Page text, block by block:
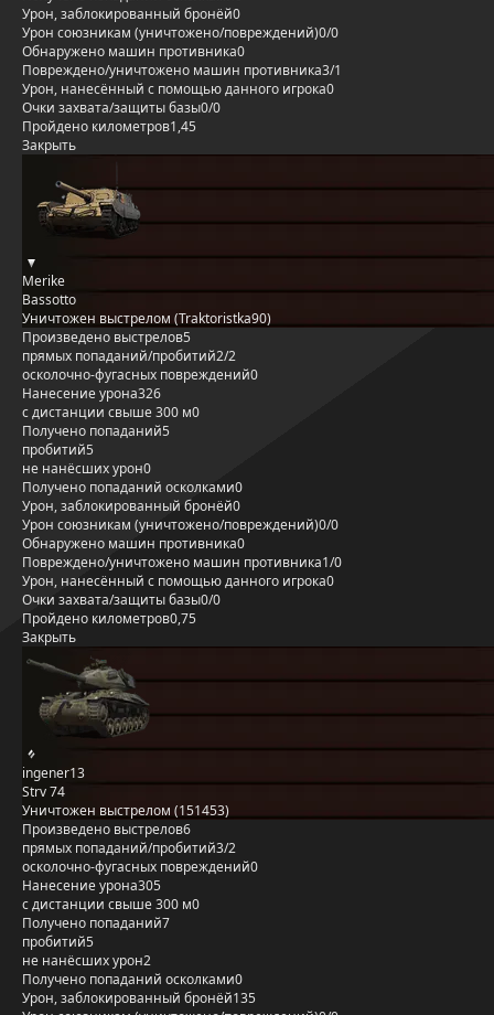
Урон, заблокированный бронёй0
Урон союзникам (уничтожено/повреждений)0/0
Обнаружено машин противника0
Повреждено/уничтожено машин противника3/1
Урон, нанесённый с помощью данного игрока0
Очки захвата/защиты базы0/0
Пройдено километров1,45
Закрыть
Merike
Bassotto
Уничтожен выстрелом (Traktoristka90)
Произведено выстрелов5
прямых попаданий/пробитий2/2
осколочно-фугасных повреждений0
Нанесение урона326
с дистанции свыше 300 м0
Получено попаданий5
пробитий5
не нанёсших урон0
Получено попаданий осколками0
Урон, заблокированный бронёй0
Урон союзникам (уничтожено/повреждений)0/0
Обнаружено машин противника0
Повреждено/уничтожено машин противника1/0
Урон, нанесённый с помощью данного игрока0
Очки захвата/защиты базы0/0
Пройдено километров0,75
Закрыть
ingener13
Strv 74
Уничтожен выстрелом (151453)
Произведено выстрелов6
прямых попаданий/пробитий3/2
осколочно-фугасных повреждений0
Нанесение урона305
с дистанции свыше 300 м0
Получено попаданий7
пробитий5
не нанёсших урон2
Получено попаданий осколками0
Урон, заблокированный бронёй135